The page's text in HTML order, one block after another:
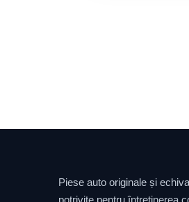
Piese auto originale și
potrivite pentru întreținerea